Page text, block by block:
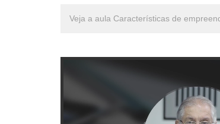
Veja a aula Características de